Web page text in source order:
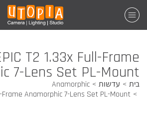
T2 1.33x Full-Frame
7-Lens Set PL-Mount
בית עדשות
Anamorphic
Frame Anamorphic 7-Lens Set PL-Mount